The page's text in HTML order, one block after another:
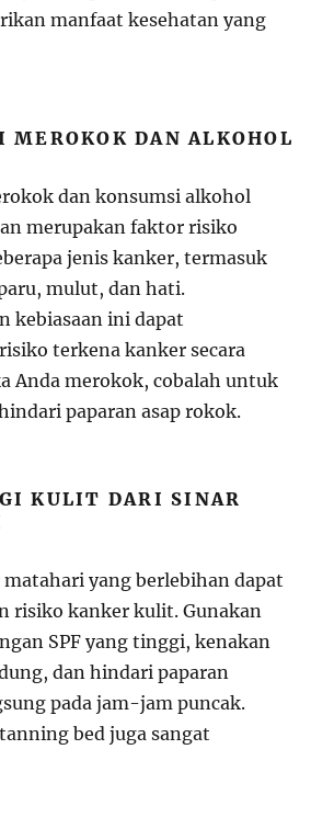
manfaat kesehatan yang
MEROKOK DAN ALKOHOL
dan konsumsi alkohol
merupakan faktor risiko
jenis kanker, termasuk
mulut, dan hati.
kebiasaan ini dapat
terkena kanker secara
Anda merokok, cobalah untuk
paparan asap rokok.
KULIT DARI SINAR
matahari yang berlebihan dapat
risiko kanker kulit. Gunakan
SPF yang tinggi, kenakan
dan hindari paparan
pada jam-jam puncak.
bed juga sangat